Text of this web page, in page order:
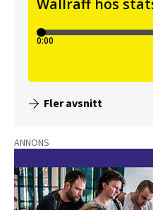
Fler avsnitt
ANNONS